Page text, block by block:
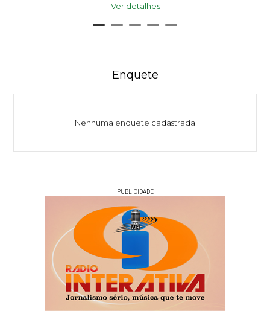
Ver detalhes
Enquete
Nenhuma enquete cadastrada
PUBLICIDADE